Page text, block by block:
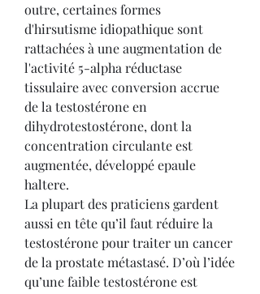
outre, certaines formes
d'hirsutisme idiopathique sont
rattachées à une augmentation de
l'activité 5-alpha réductase
tissulaire avec conversion accrue
de la testostérone en
dihydrotestostérone, dont la
concentration circulante est
augmentée, développé epaule
haltere.
La plupart des praticiens gardent
aussi en tête qu’il faut réduire la
testostérone pour traiter un cancer
de la prostate métastasé. D’où l’idée
qu’une faible testostérone est